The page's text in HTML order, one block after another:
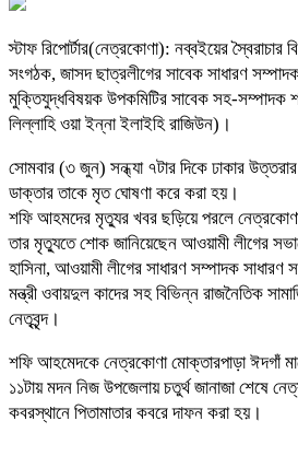
স্টাফ রিপোর্টার(নেত্রকোণা): নব্বইয়ের
সংগঠক, জাসদ ছাত্রলীগের সাবেক সাধারণ
মুক্তিযুদ্ধবিষয়ক উপকমিটির সাবেক সহ-
লিল্লাহি ওয়া ইন্না ইলাইহি রাজিউন)।
সোমবার (৩ জুন) সন্ধ্যা ৭টার দিকে ঢাকার
ডাক্তার তাকে মৃত ঘোষণা করে করা হয়।
শফি আহমদের মৃত্যুর খবর ছড়িয়ে পরলে
তার মৃত্যুতে শোক জানিয়েছেন আওয়ামী লীগের
হাসিনা, আওয়ামী লীগের সাধারণ সম্পাদক
মন্ত্রী ওবায়দুল কাদের সহ বিভিন্ন রাজনৈতিক
নেতৃবৃন্দ।
শফি আহমেদকে নেত্রকোণা মোক্তারপাড়া ঈদগাঁ
১১টায় মদন নিজ উপজেলায় চতুর্থ জানাজা শেষে
কবরস্থানে পিতামাতার কবরে দাফন করা হয়।